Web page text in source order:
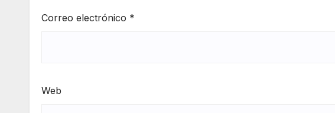
Correo electrónico *
Web